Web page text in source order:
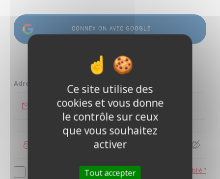
CONNEXION AVEC GOOGLE
ou
Adresse e-mail
Se souvenir de moi Mot de passe oublié ?
Ce site utilise des
cookies et vous donne
le contrôle sur ceux
que vous souhaitez
activer
Tout accepter